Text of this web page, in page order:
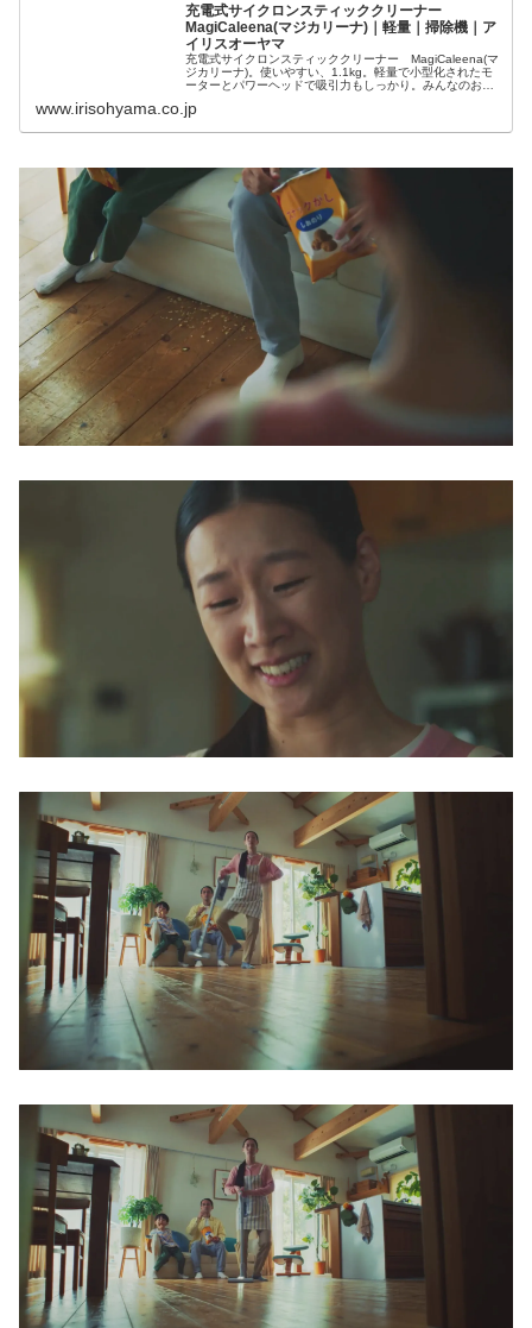
充電式サイクロンスティッククリーナー
MagiCaleena(マジカリーナ)｜軽量｜掃除機｜ア
イリスオーヤマ
充電式サイクロンスティッククリーナー MagiCaleena(マ
ジカリーナ)。使いやすい、1.1kg。軽量で小型化されたモ
ーターとパワーヘッドで吸引力もしっかり。みんなのお掃
www.irisohyama.co.jp